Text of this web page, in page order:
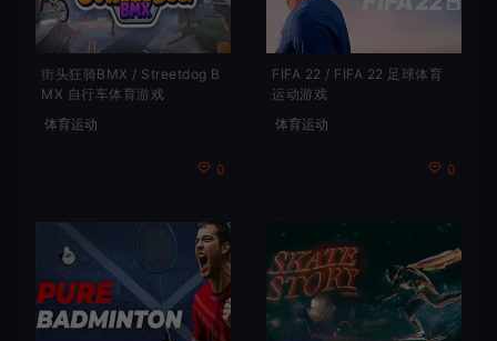
街头狂骑BMX / Streetdog B
MX 自行车体育游戏
体育运动
0
FIFA 22 / FIFA 22 足球体育
运动游戏
体育运动
0